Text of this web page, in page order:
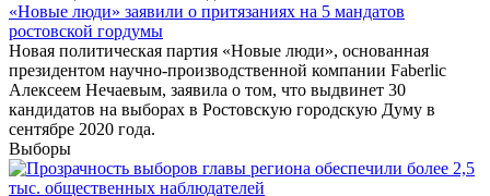
«Новые люди» заявили о притязаниях на 5 мандатов
ростовской гордумы
Новая политическая партия «Новые люди», основанная
президентом научно-производственной компании Faberlic
Алексеем Нечаевым, заявила о том, что выдвинет 30
кандидатов на выборах в Ростовскую городскую Думу в
сентябре 2020 года.
Выборы